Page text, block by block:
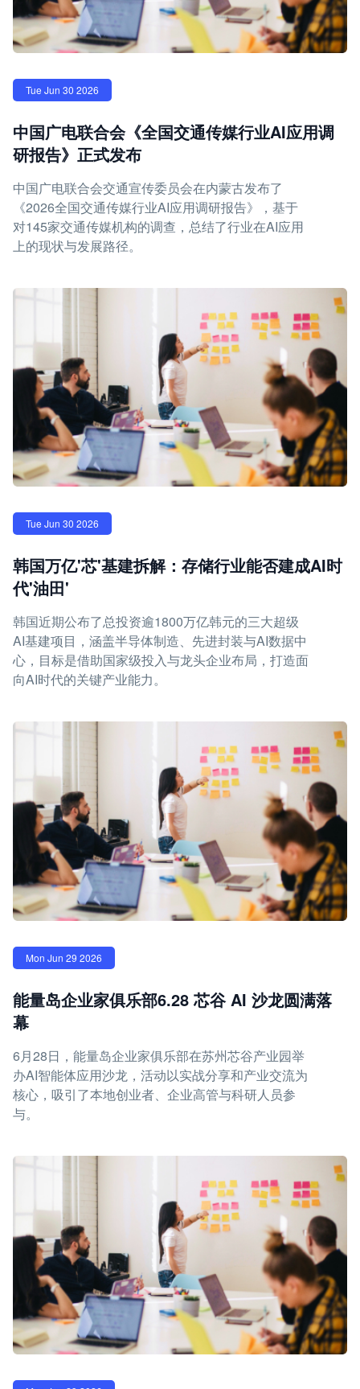
Tue Jun 30 2026
中国广电联合会《全国交通传媒行业AI应用调
研报告》正式发布
中国广电联合会交通宣传委员会在内蒙古发布了
《2026全国交通传媒行业AI应用调研报告》，基于
对145家交通传媒机构的调查，总结了行业在AI应用
上的现状与发展路径。
Tue Jun 30 2026
韩国万亿'芯'基建拆解：存储行业能否建成AI时
代'油田'
韩国近期公布了总投资逾1800万亿韩元的三大超级
AI基建项目，涵盖半导体制造、先进封装与AI数据中
心，目标是借助国家级投入与龙头企业布局，打造面
向AI时代的关键产业能力。
Mon Jun 29 2026
能量岛企业家俱乐部6.28 芯谷 AI 沙龙圆满落
幕
6月28日，能量岛企业家俱乐部在苏州芯谷产业园举
办AI智能体应用沙龙，活动以实战分享和产业交流为
核心，吸引了本地创业者、企业高管与科研人员参
与。